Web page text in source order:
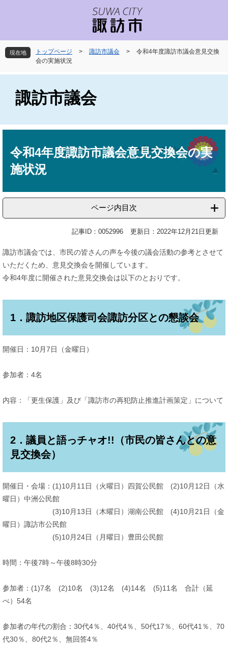
先
頭
を
飛
へ
現在地 トップページ > 諏訪市議会 >
令和4年度諏訪市議会意見交換
会の実施状況
諏訪市議会
令和4年度諏訪市議会意見交換会の実
施状況
ページ内目次
記事ID：0052996 更新日：2022年12月21日更新
諏訪市議会では、市民の皆さんの声を今後の議会活動の参考とさせて
いただくため、意見交換会を開催しています。
令和4年度に開催された意見交換会は以下のとおりです。
1．諏訪地区保護司会諏訪分区との懇談会
開催日：10月7日（金曜日）
参加者：4名
内容：「更生保護」及び「諏訪市の再犯防止推進計画策定」について
2．議員と語っチャオ!!（市民の皆さんとの意
見交換会）
開催日・会場：(1)10月11日（火曜日）四賀公民館 (2)10月12日（水
曜日）中洲公民館
(3)10月13日（木曜日）湖南公民館 (4)10月21日（金
曜日）諏訪市公民館
(5)10月24日（月曜日）豊田公民館
時間：午後7時～午後8時30分
参加者：(1)7名 (2)10名 (3)12名 (4)14名 (5)11名 合計（延
べ）54名
参加者の年代の割合：30代4％、40代4％、50代17％、60代41％、70
代30％、80代2％、無回答4％